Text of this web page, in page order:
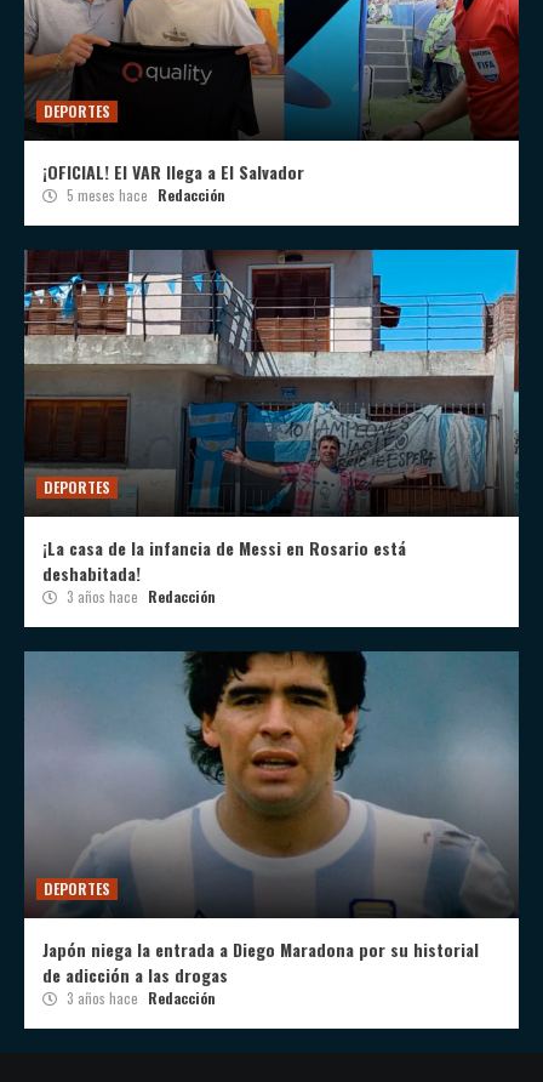
DEPORTES
¡OFICIAL! El VAR llega a El Salvador
5 meses hace Redacción
DEPORTES
¡La casa de la infancia de Messi en Rosario está
deshabitada!
3 años hace Redacción
DEPORTES
Japón niega la entrada a Diego Maradona por su historial
de adicción a las drogas
3 años hace Redacción